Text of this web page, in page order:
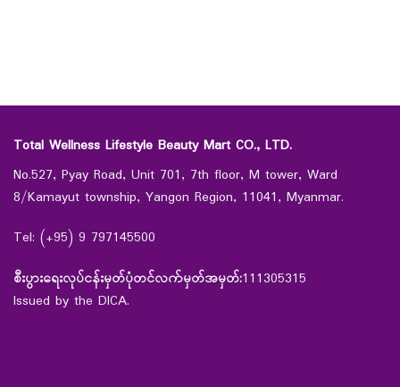
Total Wellness Lifestyle Beauty Mart CO., LTD.
No.527, Pyay Road, Unit 701, 7th floor, M tower, Ward
8/Kamayut township, Yangon Region, 11041, Myanmar.
Tel: (+95) 9 797145500
စီးပွားရေးလုပ်ငန်းမှတ်ပုံတင်လက်မှတ်အမှတ်:111305315
Issued by the DICA.